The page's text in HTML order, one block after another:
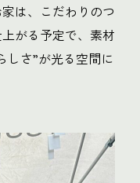
は、こだわりのつ
がる予定で、素材
しさ”が光る空間に